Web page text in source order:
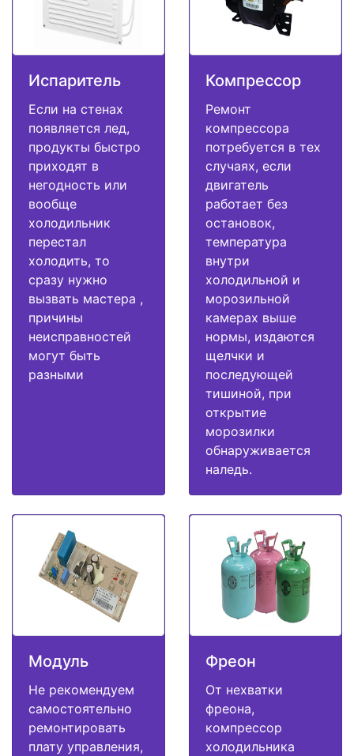
Испаритель
Если на стенах
появляется лед,
продукты быстро
приходят в
негодность или
вообще
холодильник
перестал
холодить, то
сразу нужно
вызвать мастера ,
причины
неисправностей
могут быть
разными
Компрессор
Ремонт
компрессора
потребуется в тех
случаях, если
двигатель
работает без
остановок,
температура
внутри
холодильной и
морозильной
камерах выше
нормы, издаются
щелчки и
последующей
тишиной, при
открытие
морозилки
обнаруживается
наледь.
Модуль
Не рекомендуем
самостоятельно
ремонтировать
плату управления,
Фреон
От нехватки
фреона,
компрессор
холодильника